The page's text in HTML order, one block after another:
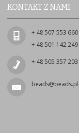
KONTAKT Z NAMI
+ 48 507 553 660
+ 48 501 142 249
+ 48 505 357 203
beads@beads.pl